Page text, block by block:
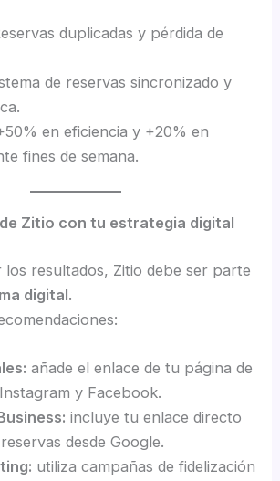
duplicadas y pérdida de
de reservas sincronizado y
en eficiencia y +20% en
fines de semana.
Zitio con tu estrategia digital
los resultados, Zitio debe ser parte
digital.
añade el enlace de tu página de
y Facebook.
incluye tu enlace directo
desde Google.
utiliza campañas de fidelización